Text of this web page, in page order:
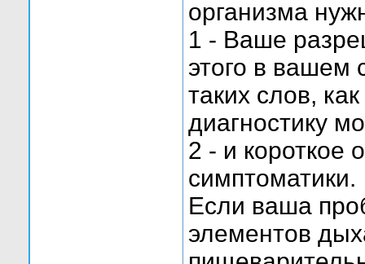
организма
1 - Ваше
этого в вашем
таких слов,
диагностику
2 - и короткое
симптоматики.
Если ваша
элементов